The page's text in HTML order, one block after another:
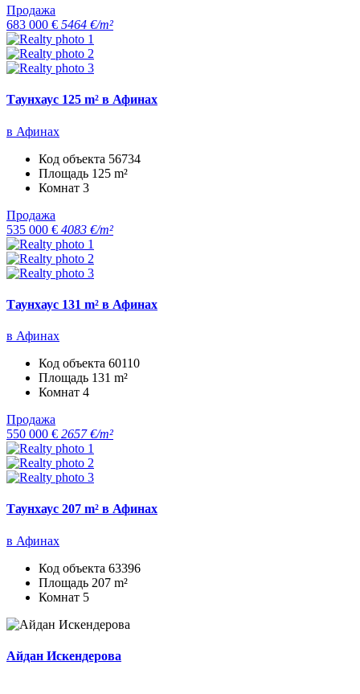
Продажа
683 000 € 5464 €/m²
Таунхаус 125 m² в Афинах
в Афинах
Код объекта 56734
Площадь 125 m²
Комнат 3
Продажа
535 000 € 4083 €/m²
Таунхаус 131 m² в Афинах
в Афинах
Код объекта 60110
Площадь 131 m²
Комнат 4
Продажа
550 000 € 2657 €/m²
Таунхаус 207 m² в Афинах
в Афинах
Код объекта 63396
Площадь 207 m²
Комнат 5
Айдан Искендерова